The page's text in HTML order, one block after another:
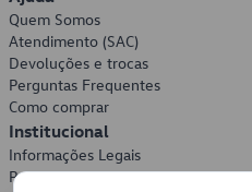
Quem Somos
Atendimento (SAC)
Devoluções e trocas
Perguntas Frequentes
Como comprar
Institucional
Informações Legais
Política de Privacidade